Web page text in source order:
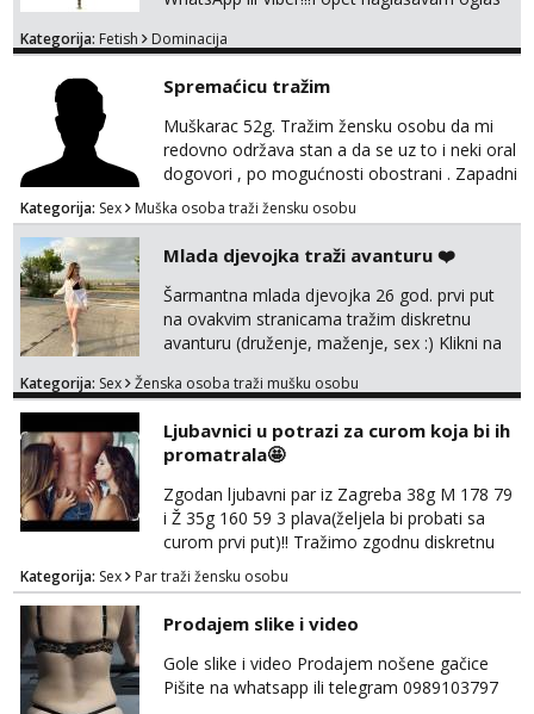
i trans nemojte se javljati!!!!!
Kategorija: Fetish Dominacija
Spremaćicu tražim
Muškarac 52g. Tražim žensku osobu da mi
redovno održava stan a da se uz to i neki oral
dogovori , po mogućnosti obostrani . Zapadni
dio Zagreba .Javiti se prvo porukom na
WhatsApp ili Telegram 0958634499
Kategorija: Sex Muška osoba traži žensku osobu
Mlada djevojka traži avanturu ❤️
Šarmantna mlada djevojka 26 god. prvi put
na ovakvim stranicama tražim diskretnu
avanturu (druženje, maženje, sex :) Klikni na
Kategorija: Sex Ženska osoba traži mušku osobu
Ljubavnici u potrazi za curom koja bi ih
promatrala🤩
Zgodan ljubavni par iz Zagreba 38g M 178 79
i Ž 35g 160 59 3 plava(željela bi probati sa
curom prvi put)!! Tražimo zgodnu diskretnu
curu koja bi nas promatrala dok imamo
žestok odnos. Može se pridruziti ali i ne
mora.Bitno da uzivamo diskretno anonimno
bez upoznavanja puno.Sliku mozemo
razmjeniti,ali najbolje uzivo se upoznati. Na
goo smo do 15.8 poslije tog mozemo se
Kategorija: Sex Par traži žensku osobu
Prodajem slike i video
Gole slike i video Prodajem nošene gačice
Pišite na whatsapp ili telegram 0989103797